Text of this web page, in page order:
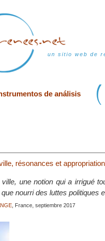
un sitio web de
de análisis
résonances et
une notion qui a irrigué
nourri des luttes politiques
, France, septiembre 2017